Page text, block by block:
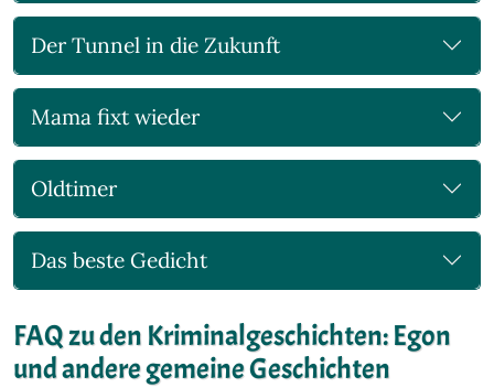
Der Tunnel in die Zukunft
Mama fixt wieder
Oldtimer
Das beste Gedicht
FAQ zu den Kriminalgeschichten: Egon
und andere gemeine Geschichten